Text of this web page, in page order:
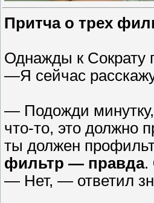
Притча о трех
Однажды к Сократу
—Я сейчас
— Подожди
что-то, это должно
ты должен
фильтр — правда.
— Нет, — ответил